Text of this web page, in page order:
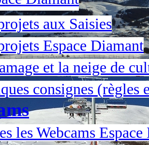
aux Saisies
Espace Diamant
et la neige de
consignes (règles
les Webcams